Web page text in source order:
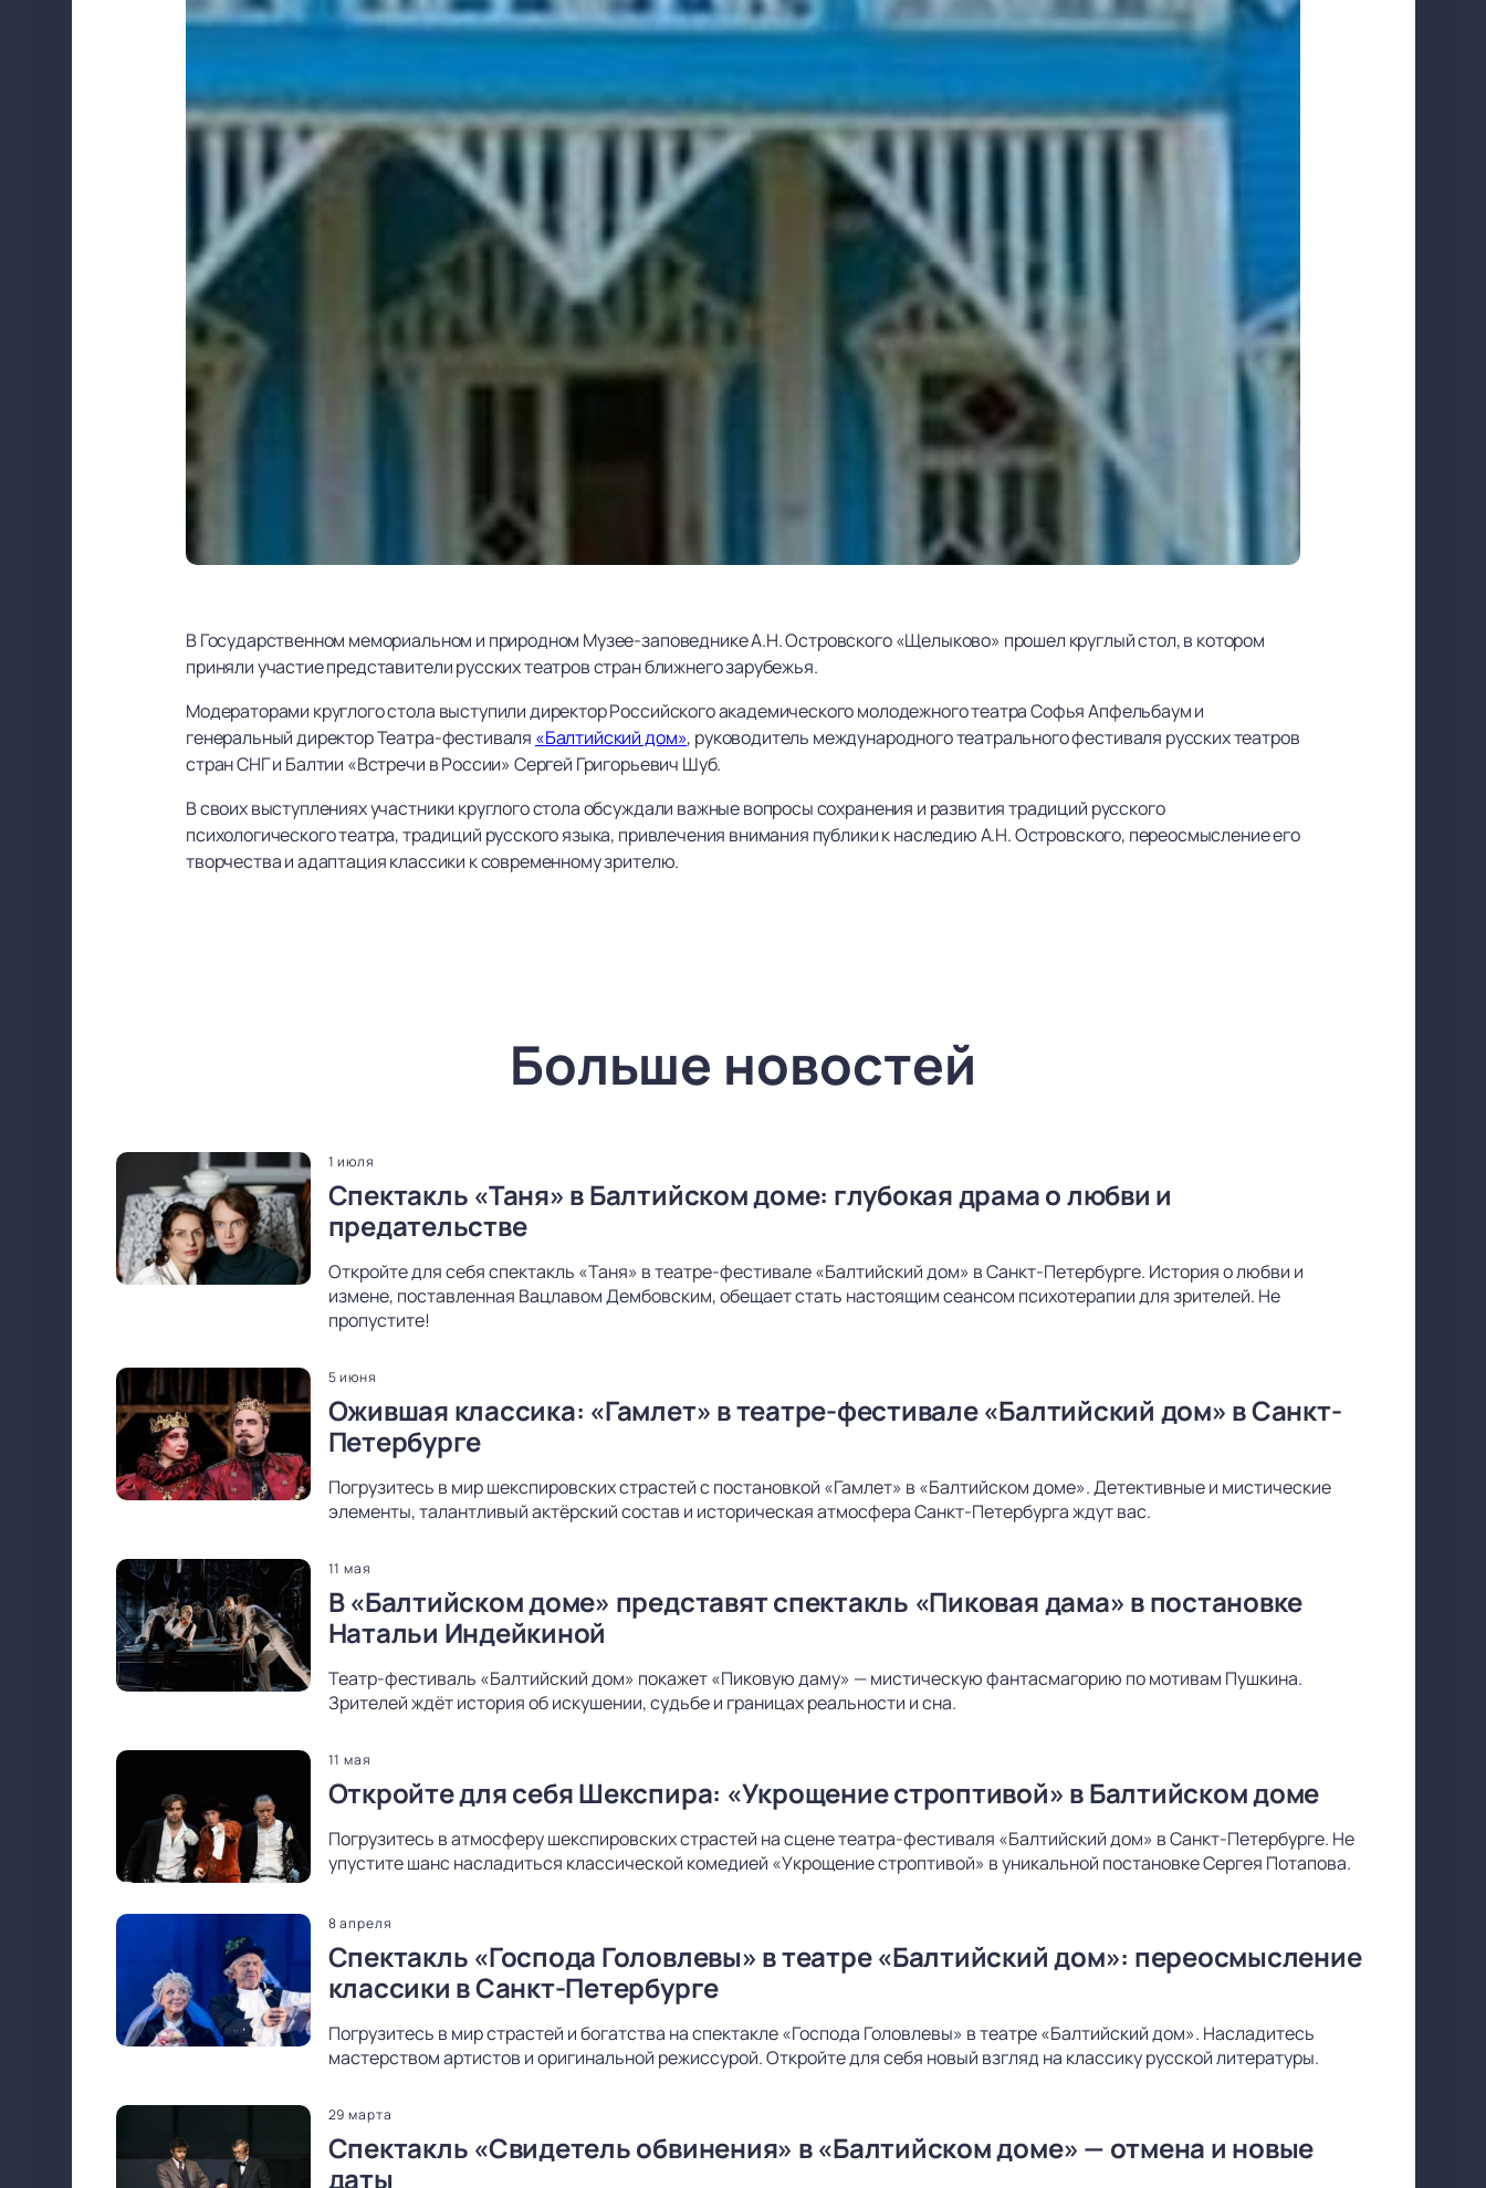
В Государственном мемориальном и природном Музее-заповеднике А.Н. Островского «Щелыково» прошел круглый стол, в котором
приняли участие представители русских театров стран ближнего зарубежья.
Модераторами круглого стола выступили директор Российского академического молодежного театра Софья Апфельбаум и
генеральный директор Театра-фестиваля «Балтийский дом», руководитель международного театрального фестиваля русских театров
стран СНГ и Балтии «Встречи в России» Сергей Григорьевич Шуб.
В своих выступлениях участники круглого стола обсуждали важные вопросы сохранения и развития традиций русского
психологического театра, традиций русского языка, привлечения внимания публики к наследию А.Н. Островского, переосмысление его
творчества и адаптация классики к современному зрителю.
Больше новостей
1 июля
Спектакль «Таня» в Балтийском доме: глубокая драма о любви и
предательстве
Откройте для себя спектакль «Таня» в театре-фестивале «Балтийский дом» в Санкт-Петербурге. История о любви и
измене, поставленная Вацлавом Дембовским, обещает стать настоящим сеансом психотерапии для зрителей. Не
пропустите!
5 июня
Ожившая классика: «Гамлет» в театре-фестивале «Балтийский дом» в Санкт-
Петербурге
Погрузитесь в мир шекспировских страстей с постановкой «Гамлет» в «Балтийском доме». Детективные и мистические
элементы, талантливый актёрский состав и историческая атмосфера Санкт-Петербурга ждут вас.
11 мая
В «Балтийском доме» представят спектакль «Пиковая дама» в постановке
Натальи Индейкиной
Театр-фестиваль «Балтийский дом» покажет «Пиковую даму» — мистическую фантасмагорию по мотивам Пушкина.
Зрителей ждёт история об искушении, судьбе и границах реальности и сна.
11 мая
Откройте для себя Шекспира: «Укрощение строптивой» в Балтийском доме
Погрузитесь в атмосферу шекспировских страстей на сцене театра-фестиваля «Балтийский дом» в Санкт-Петербурге. Не
упустите шанс насладиться классической комедией «Укрощение строптивой» в уникальной постановке Сергея Потапова.
8 апреля
Спектакль «Господа Головлевы» в театре «Балтийский дом»: переосмысление
классики в Санкт-Петербурге
Погрузитесь в мир страстей и богатства на спектакле «Господа Головлевы» в театре «Балтийский дом». Насладитесь
мастерством артистов и оригинальной режиссурой. Откройте для себя новый взгляд на классику русской литературы.
29 марта
Спектакль «Свидетель обвинения» в «Балтийском доме» — отмена и новые
даты